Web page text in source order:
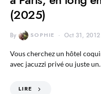
(2025)
By SOPHIE Oct 31, 2012
Vous cherchez un hôtel
avec jacuzzi privé ou juste
LIRE